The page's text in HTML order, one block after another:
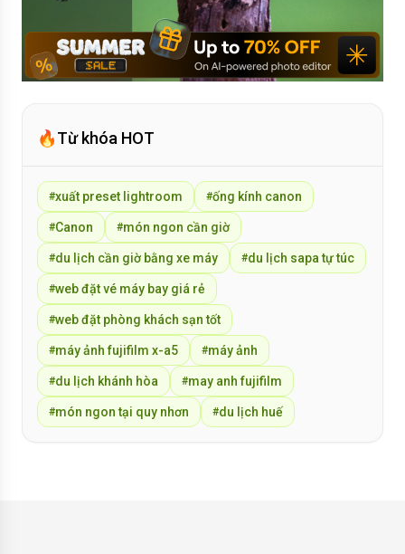
🔥Từ khóa HOT
#xuất preset lightroom #ống kính canon
#Canon #món ngon cần giờ
#du lịch cần giờ bằng xe máy #du lịch sapa tự túc
#web đặt vé máy bay giá rẻ
#web đặt phòng khách sạn tốt
#máy ảnh fujifilm x-a5 #máy ảnh
#du lịch khánh hòa #may anh fujifilm
#món ngon tại quy nhơn #du lịch huế